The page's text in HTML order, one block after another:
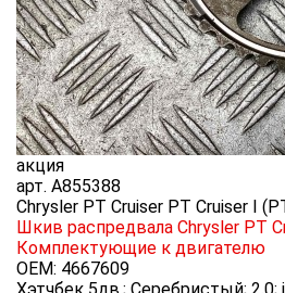
акция
арт. A855388
Chrysler PT Cruiser PT Cruiser I
Шкив распредвала Chrysler PT
Комплектующие к двигателю
OEM: 4667609
Хэтчбек 5дв.; Серебристый;